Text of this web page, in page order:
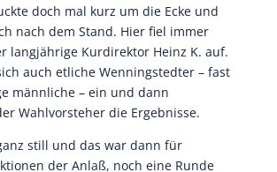
doch mal kurz um die Ecke und
nach dem Stand. Hier fiel immer
langjährige Kurdirektor Heinz K. auf.
auch etliche Wenningstedter – fast
männliche – ein und dann
Wahlvorsteher die Ergebnisse.
still und das war dann für
der Anlaß, noch eine Runde